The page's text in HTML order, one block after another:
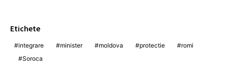
Etichete
integrare minister moldova protectie
romi
Soroca